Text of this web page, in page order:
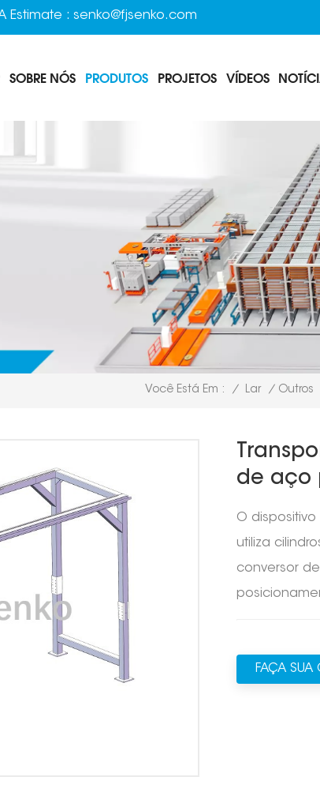
Estimate : senko@fjsenko.com
SOBRE NÓS PRODUTOS PROJETOS VÍDEOS
Você Está Em : / Lar / Outros
de aço
O
utiliza
conversor
FAÇA SUA